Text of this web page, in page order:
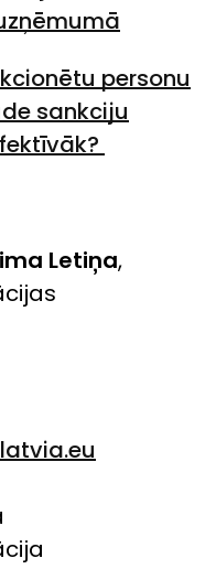
personu
sankciju
Letiņa,